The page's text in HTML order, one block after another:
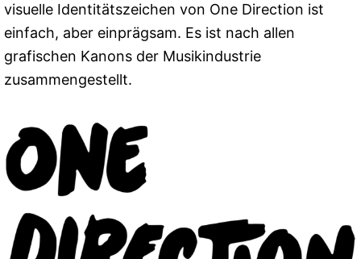
visuelle Identitätszeichen von One Direction ist
einfach, aber einprägsam. Es ist nach allen
grafischen Kanons der Musikindustrie
zusammengestellt.